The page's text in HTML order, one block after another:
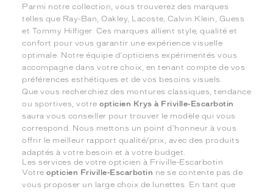
Parmi notre collection, vous trouverez des marques
telles que Ray-Ban, Oakley, Lacoste, Calvin Klein, Guess
et Tommy Hilfiger. Ces marques allient style, qualité et
confort pour vous garantir une expérience visuelle
optimale. Notre équipe d'opticiens expérimentés vous
accompagne dans votre choix, en tenant compte de vos
préférences esthétiques et de vos besoins visuels.
Que vous recherchiez des montures classiques, tendance
ou sportives, votreopticien Krys à Friville-Escarbotin
saura vous conseiller pour trouver le modèle qui vous
correspond. Nous mettons un point d'honneur à vous
offrir le meilleur rapport qualité/prix, avec des produits
adaptés à votre besoin et à votre budget.
Les services de votre opticien à Friville-Escarbotin
Votreopticien Friville-Escarbotin ne se contente pas de
vous proposer un large choix de lunettes. En tant que